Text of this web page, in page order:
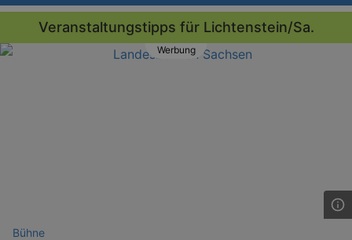
Veranstaltungstipps für Lichtenstein/Sa.
Werbung
Bühne